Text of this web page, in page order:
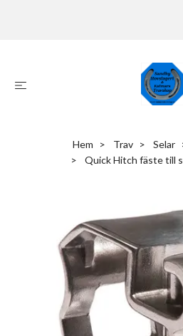
Hem Trav Selar
Quick Hitch fäste till